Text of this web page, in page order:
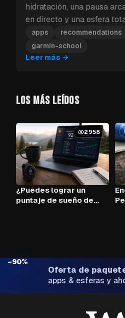
hidratación, una pausa
en directo y una esfera
personalizable: estas son
Garmin que debes instalar
apps recommendations
garmin-school
Leer más →
LOS MÁS LEÍDOS
Día 62 2958
¿Puedes lograr un
puntaje de sueño de
−90%
Oferta de
apps & esferas y